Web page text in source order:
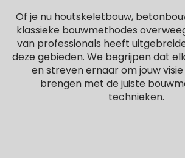
Of je nu houtskeletbouw,
klassieke bouwmethodes
van professionals heeft
deze gebieden. We begrijpen dat
en streven ernaar om jouw
brengen met de juiste
technieken.